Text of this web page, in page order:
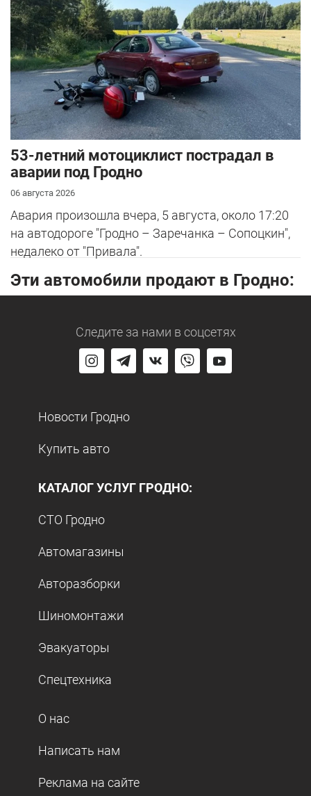
53-летний мотоциклист пострадал в
аварии под Гродно
06 августа 2026
Авария произошла вчера, 5 августа, около 17:20
на автодороге "Гродно – Заречанка – Сопоцкин",
недалеко от "Привала".
Эти автомобили продают в Гродно:
Следите за нами в соцсетях
Новости Гродно
Купить авто
КАТАЛОГ УСЛУГ ГРОДНО:
СТО Гродно
Автомагазины
Авторазборки
Шиномонтажи
Эвакуаторы
Спецтехника
О нас
Написать нам
Реклама на сайте